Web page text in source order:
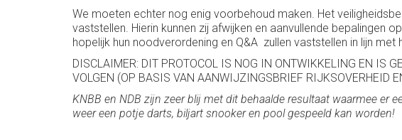
We moeten echter nog enig voorbehoud maken. Het
vaststellen. Hierin kunnen zij afwijken en aanvullende bepalingen
hopelijk hun noodverordening en Q&A zullen vaststellen in lijn
DISCLAIMER: DIT PROTOCOL IS NOG IN ONTWIKKELING EN IS
VOLGEN (OP BASIS VAN AANWIJZINGSBRIEF RIJKSOVERHEID
KNBB en NDB zijn zeer blij met dit behaalde resultaat waarmee er
weer een potje darts, biljart snooker en pool gespeeld kan worden!